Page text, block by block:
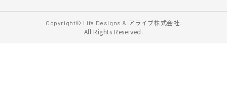
Copyright© Life Designs & アライブ株式会社.
All Rights Reserved.